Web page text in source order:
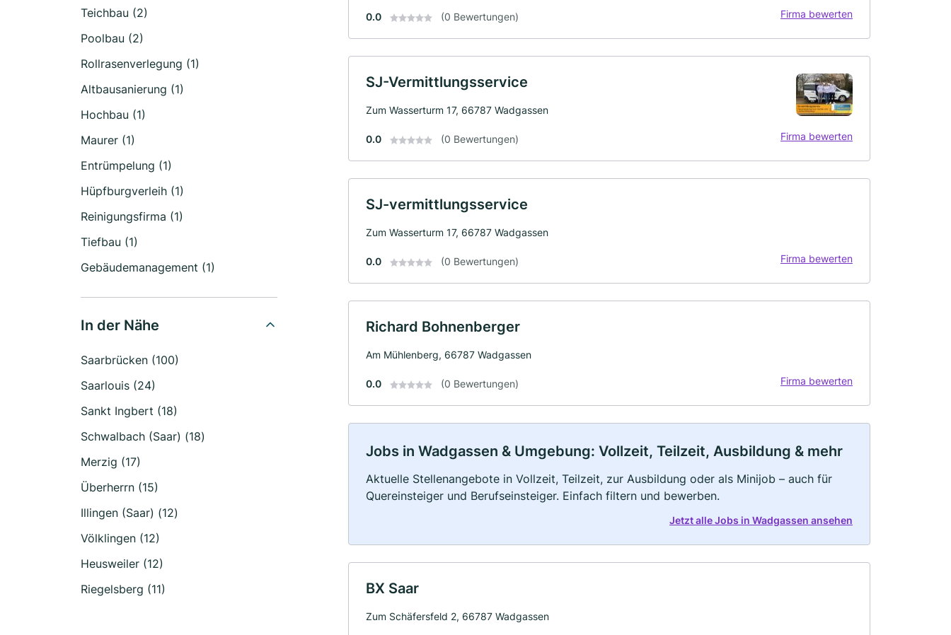
Teichbau (2)
Poolbau (2)
Rollrasenverlegung (1)
Altbausanierung (1)
Hochbau (1)
Maurer (1)
Entrümpelung (1)
Hüpfburgverleih (1)
Reinigungsfirma (1)
Tiefbau (1)
Gebäudemanagement (1)
In der Nähe
Saarbrücken (100)
Saarlouis (24)
Sankt Ingbert (18)
Schwalbach (Saar) (18)
Merzig (17)
Überherrn (15)
Illingen (Saar) (12)
Völklingen (12)
Heusweiler (12)
Riegelsberg (11)
0.0 (0 Bewertungen) Firma bewerten
SJ-Vermittlungsservice
Zum Wasserturm 17, 66787 Wadgassen
0.0 (0 Bewertungen) Firma bewerten
SJ-vermittlungsservice
Zum Wasserturm 17, 66787 Wadgassen
0.0 (0 Bewertungen) Firma bewerten
Richard Bohnenberger
Am Mühlenberg, 66787 Wadgassen
0.0 (0 Bewertungen) Firma bewerten
Jobs in Wadgassen & Umgebung: Vollzeit, Teilzeit, Ausbildung & mehr
Aktuelle Stellenangebote in Vollzeit, Teilzeit, zur Ausbildung oder als Minijob – auch für
Quereinsteiger und Berufseinsteiger. Einfach filtern und bewerben.
Jetzt alle Jobs in Wadgassen ansehen
BX Saar
Zum Schäfersfeld 2, 66787 Wadgassen